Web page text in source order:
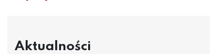
Aktualności